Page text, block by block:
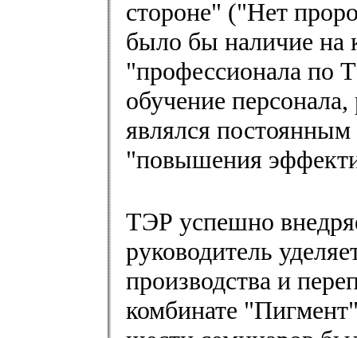
стороне" ("Нет
было бы наличие на
"профессионала по
обучение
являлся
"повышения
ТЭР успешно
руководитель
производства и
комбинате